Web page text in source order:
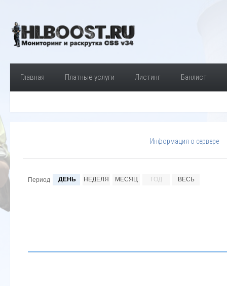
Главная Платные услуги Листинг Банлист
Информация о сервере
Период ДЕНЬ НЕДЕЛЯ МЕСЯЦ ГОД ВЕСЬ